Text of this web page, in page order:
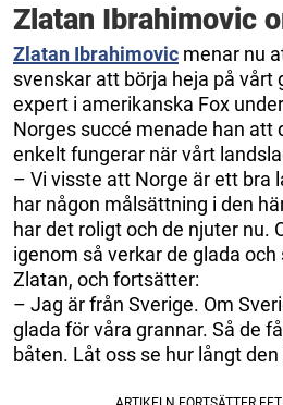
Zlatan Ibrahimovic
Zlatan Ibrahimovic menar nu
svenskar att börja heja på vårt
expert i amerikanska Fox
Norges succé menade han att
enkelt fungerar när vårt
– Vi visste att Norge är ett bra
har någon målsättning i den
har det roligt och de njuter nu.
igenom så verkar de glada
Zlatan, och fortsätter:
– Jag är från Sverige. Om
glada för våra grannar. Så de
båten. Låt oss se hur långt